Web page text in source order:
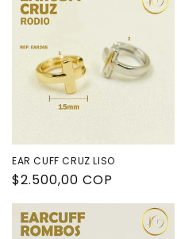
EAR CUFF CRUZ LISO
Precio
habitual
$2.500,00 COP